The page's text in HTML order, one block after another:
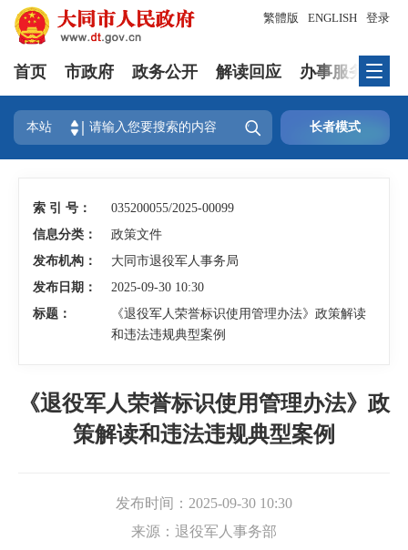
登录
繁體版 ENGLISH
首页 市政府 政务公开 解读回应 办事服务
本站  长者模式
索 引 号：
035200055/2025-00099
信息分类：
政策文件
发布机构：
大同市退役军人事务局
发布日期：
2025-09-30 10:30
标题：
《退役军人荣誉标识使用管理办法》政策解读
和违法违规典型案例
《退役军人荣誉标识使用管理办法》政
策解读和违法违规典型案例
发布时间： 2025-09-30 10:30
来源： 退役军人事务部